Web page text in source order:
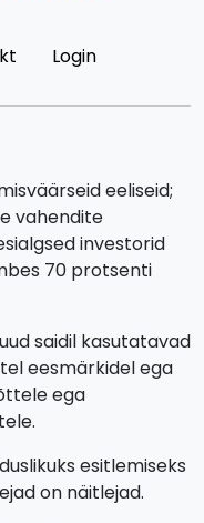
Login
eeliseid;
vahendite
investorid
70 protsenti
saidil kasutatavad
eesmärkidel ega
ega
esitlemiseks
on näitlejad.